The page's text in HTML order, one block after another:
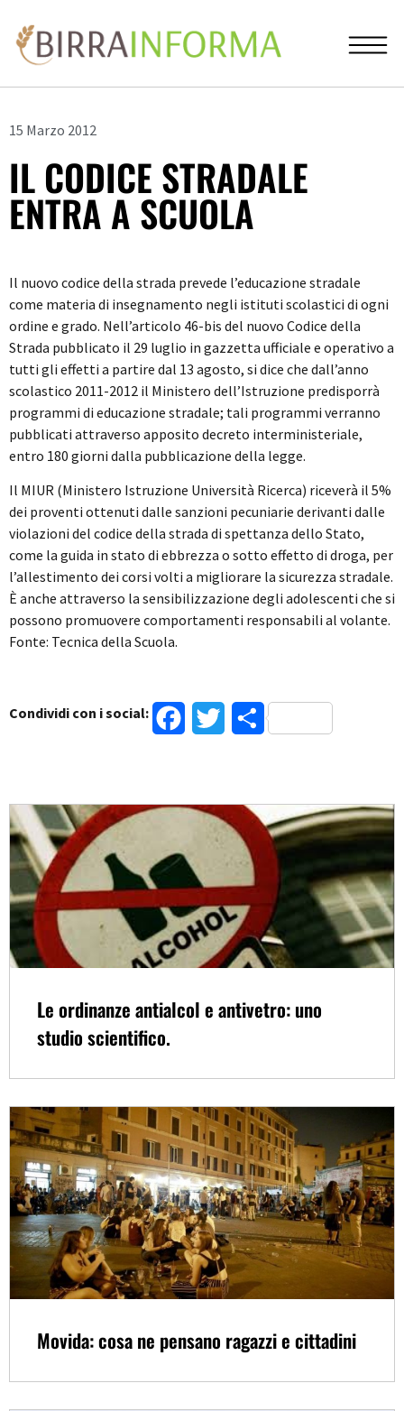
15 Marzo 2012
IL CODICE STRADALE
ENTRA A SCUOLA
Il nuovo codice della strada prevede l’educazione stradale
come materia di insegnamento negli istituti scolastici di ogni
ordine e grado. Nell’articolo 46-bis del nuovo Codice della
Strada pubblicato il 29 luglio in gazzetta ufficiale e operativo a
tutti gli effetti a partire dal 13 agosto, si dice che dall’anno
scolastico 2011-2012 il Ministero dell’Istruzione predisporrà
programmi di educazione stradale; tali programmi verranno
pubblicati attraverso apposito decreto interministeriale,
entro 180 giorni dalla pubblicazione della legge.
Il MIUR (Ministero Istruzione Università Ricerca) riceverà il 5%
dei proventi ottenuti dalle sanzioni pecuniarie derivanti dalle
violazioni del codice della strada di spettanza dello Stato,
come la guida in stato di ebbrezza o sotto effetto di droga, per
l’allestimento dei corsi volti a migliorare la sicurezza stradale.
È anche attraverso la sensibilizzazione degli adolescenti che si
possono promuovere comportamenti responsabili al volante.
Fonte: Tecnica della Scuola.
Condividi con i social: FacebookTwitterCondividi
Le ordinanze antialcol e antivetro: uno
studio scientifico.
Movida: cosa ne pensano ragazzi e cittadini